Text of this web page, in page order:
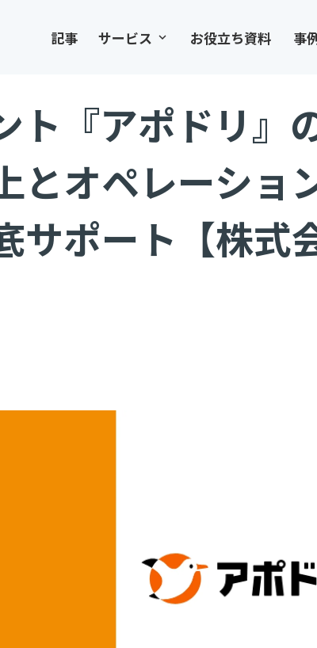
記事 サービス keyboard_arrow_down お役立ち資料 事
ト『アポドリ』
とオペレーショ
サポート【株式